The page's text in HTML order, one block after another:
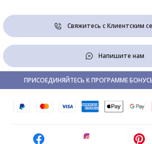
Свяжитесь с Клиентским
Напишите нам
ПРИСОЕДИНЯЙТЕСЬ К ПРОГРАММЕ БОНУСЫ